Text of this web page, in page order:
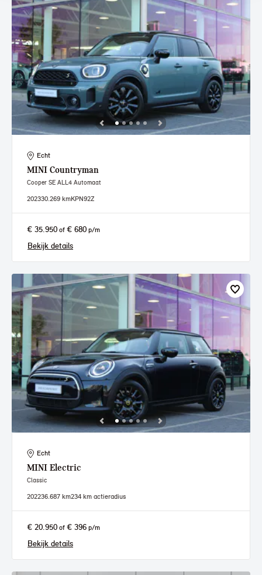
Echt
MINI Countryman
Cooper SE ALL4 Automaat
202330.269 kmKPN92Z
€ 35.950 of € 680 p/m
Bekijk details
Echt
MINI Electric
Classic
202236.687 km234 km actieradius
€ 20.950 of € 396 p/m
Bekijk details